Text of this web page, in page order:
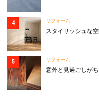
リフォーム
スタイリッシュな
リフォーム
意外と見過ごしが